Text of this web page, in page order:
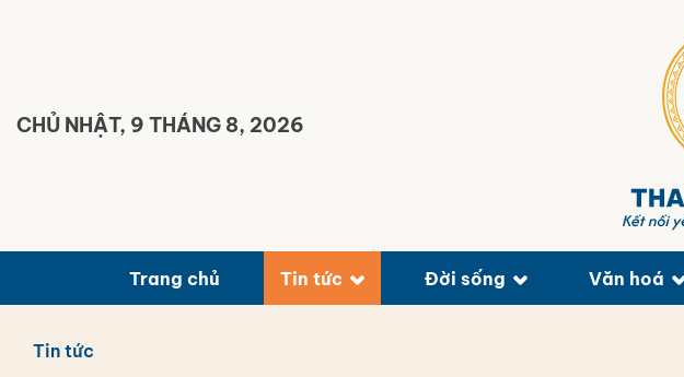
CHỦ NHẬT, 9 THÁNG 8, 2026
Trang chủ Tin tức Đời sống Văn hoá
Tin tức